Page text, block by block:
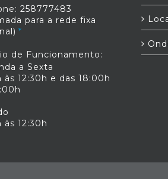
258777483
para a rede fixa
de Funcionamento:
a Sexta
às 12:30h e das 18:00h
às 12:30h